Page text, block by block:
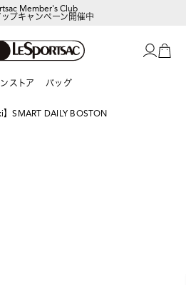
Member's Club
プキャンペーン開催中
ストア
バッグ
SMART DAILY BOSTON